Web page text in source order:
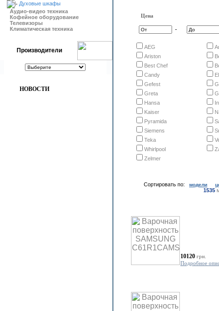
Духовые шкафы
Аудио-видео техника
Кофейное оборудование
Телевизоры
Климатическая техника
Производители
НОВОСТИ
Цена
-
AEG
Ariston
Best Chef
Candy
Gefest
Greta
Hansa
Kaiser
Pyramida
Siemens
Teka
Whirlpool
Zelmer
Сортировать по: модели
1535
10120 грн.
Подробное